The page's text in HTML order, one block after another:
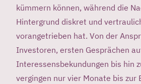
kümmern können, während die
Hintergrund diskret und
vorangetrieben hat. Von der
Investoren, ersten Gesprächen
Interessensbekundungen bis hin
vergingen nur vier Monate bis zur